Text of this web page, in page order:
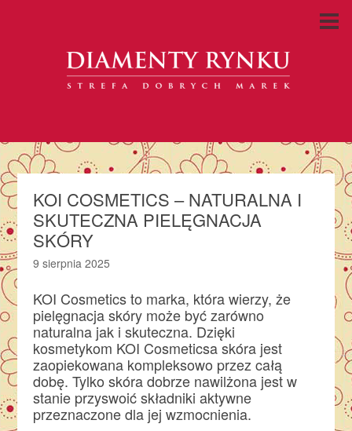
KOI COSMETICS – NATURALNA I
SKUTECZNA PIELĘGNACJA
SKÓRY
9 sierpnia 2025
KOI Cosmetics to marka, która wierzy, że
pielęgnacja skóry może być zarówno
naturalna jak i skuteczna. Dzięki
kosmetykom KOI Cosmeticsa skóra jest
zaopiekowana kompleksowo przez całą
dobę. Tylko skóra dobrze nawilżona jest w
stanie przyswoić składniki aktywne
przeznaczone dla jej wzmocnienia.